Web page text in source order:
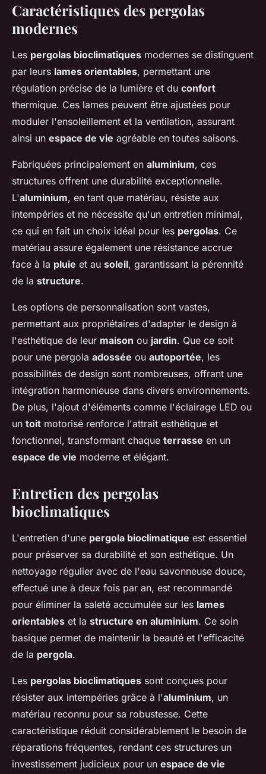
Caractéristiques des pergolas
modernes
Les pergolas bioclimatiques modernes se distinguent
par leurs lames orientables, permettant une
régulation précise de la lumière et du confort
thermique. Ces lames peuvent être ajustées pour
moduler l'ensoleillement et la ventilation, assurant
ainsi un espace de vie agréable en toutes saisons.
Fabriquées principalement en aluminium, ces
structures offrent une durabilité exceptionnelle.
L'aluminium, en tant que matériau, résiste aux
intempéries et ne nécessite qu'un entretien minimal,
ce qui en fait un choix idéal pour les pergolas. Ce
matériau assure également une résistance accrue
face à la pluie et au soleil, garantissant la pérennité
de la structure.
Les options de personnalisation sont vastes,
permettant aux propriétaires d'adapter le design à
l'esthétique de leur maison ou jardin. Que ce soit
pour une pergola adossée ou autoportée, les
possibilités de design sont nombreuses, offrant une
intégration harmonieuse dans divers environnements.
De plus, l'ajout d'éléments comme l'éclairage LED ou
un toit motorisé renforce l'attrait esthétique et
fonctionnel, transformant chaque terrasse en un
espace de vie moderne et élégant.
Entretien des pergolas
bioclimatiques
L'entretien d'une pergola bioclimatique est essentiel
pour préserver sa durabilité et son esthétique. Un
nettoyage régulier avec de l'eau savonneuse douce,
effectué une à deux fois par an, est recommandé
pour éliminer la saleté accumulée sur les lames
orientables et la structure en aluminium. Ce soin
basique permet de maintenir la beauté et l'efficacité
de la pergola.
Les pergolas bioclimatiques sont conçues pour
résister aux intempéries grâce à l'aluminium, un
matériau reconnu pour sa robustesse. Cette
caractéristique réduit considérablement le besoin de
réparations fréquentes, rendant ces structures un
investissement judicieux pour un espace de vie